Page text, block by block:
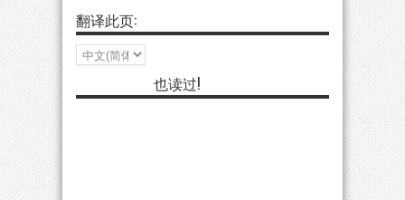
翻译此页:
也读过!